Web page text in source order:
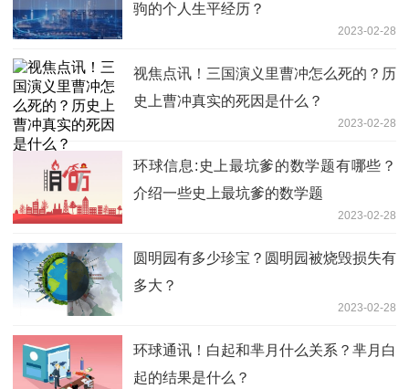
驹的个人生平经历？
2023-02-28
视焦点讯！三国演义里曹冲怎么死的？历
史上曹冲真实的死因是什么？
2023-02-28
环球信息:史上最坑爹的数学题有哪些？
介绍一些史上最坑爹的数学题
2023-02-28
圆明园有多少珍宝？圆明园被烧毁损失有
多大？
2023-02-28
环球通讯！白起和芈月什么关系？芈月白
起的结果是什么？